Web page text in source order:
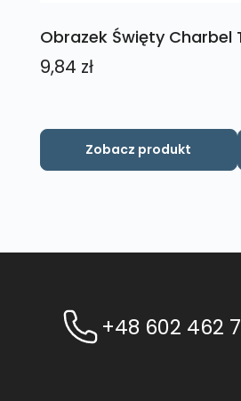
Obrazek Święty Charbel
9,84 zł
Zobacz produkt
+48 602 462